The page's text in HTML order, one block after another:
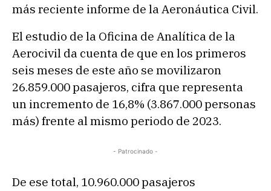
más reciente informe de la Aeronáutica Civil.
El estudio de la Oficina de Analítica de la
Aerocivil da cuenta de que en los primeros
seis meses de este año se movilizaron
26.859.000 pasajeros, cifra que representa
un incremento de 16,8% (3.867.000 personas
más) frente al mismo periodo de 2023.
- Patrocinado -
De ese total, 10.960.000 pasajeros